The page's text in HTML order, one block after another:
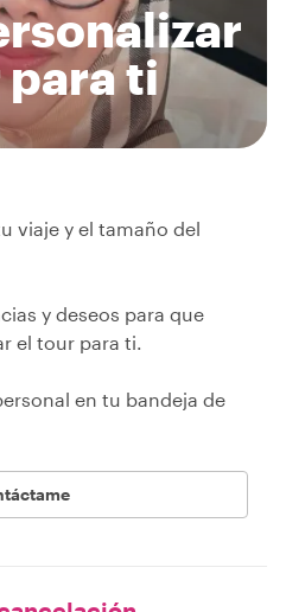
ti
viaje y el tamaño del
y deseos para que
el tour para ti.
en tu bandeja de